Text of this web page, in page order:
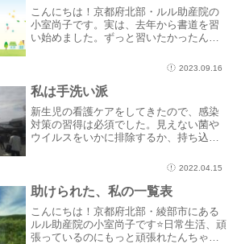
こんにちは！京都府北部・ルル助産院の
小室尚子です。実は、去年から書道を習
い始めました。ずっと習いたかったんで
分のために確保するようにしました。書
たから。今から新しいこと...
2023.09.16
私は手洗い派
新生児の看護ケアをしてきたので、感染
対策の習得は必須でした。見えない菌や
ウイルスをいかに排除するか、持ち込ま
スを退治するのは重要ですが、すべてを
の、空気が動くので、菌や...
2022.04.15
助けられた、私の一覧表
こんにちは！京都府北部・綾部市にある
ルル助産院の小室尚子です⭐日常生活、頑
張っているのにもっと頑張れたんちゃう